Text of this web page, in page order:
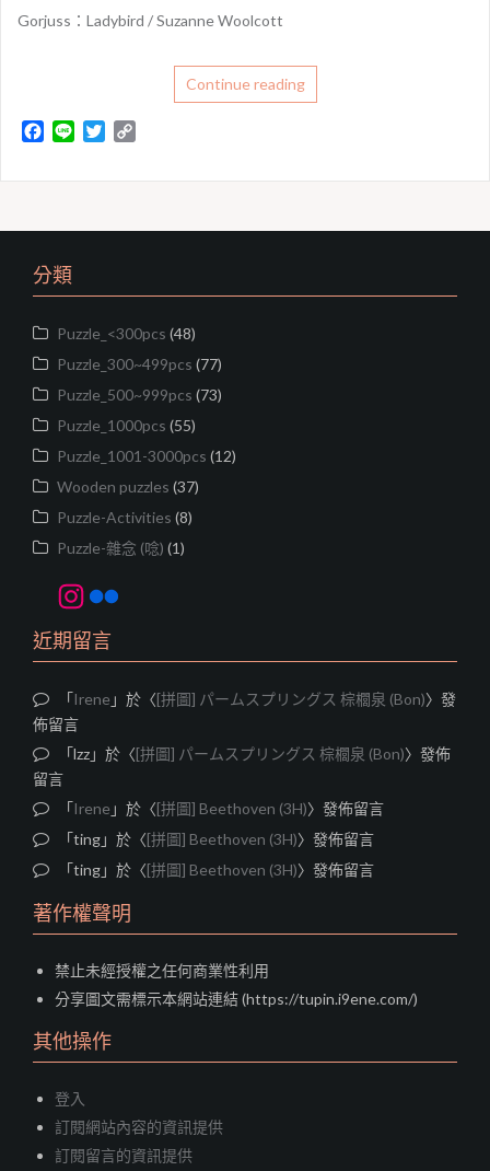
Gorjuss：Ladybird / Suzanne Woolcott
Continue reading
o
k
分類
Puzzle_<300pcs (48)
Puzzle_300~499pcs (77)
Puzzle_500~999pcs (73)
Puzzle_1000pcs (55)
Puzzle_1001-3000pcs (12)
Wooden puzzles (37)
Puzzle-Activities (8)
Puzzle-雜念 (唸) (1)
Instagram
Flickr
近期留言
「Irene 」於〈[拼圖] パームスプリングス 棕櫚泉 (Bon)〉發
佈留言
「lzz 」於〈[拼圖] パームスプリングス 棕櫚泉 (Bon)〉發佈
留言
「Irene 」於〈[拼圖] Beethoven (3H)〉發佈留言
「ting 」於〈[拼圖] Beethoven (3H)〉發佈留言
「ting 」於〈[拼圖] Beethoven (3H)〉發佈留言
著作權聲明
禁止未經授權之任何商業性利用
分享圖文需標示本網站連結 (https://tupin.i9ene.com/)
其他操作
登入
訂閱網站內容的資訊提供
訂閱留言的資訊提供